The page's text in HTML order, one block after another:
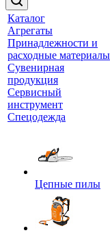
Каталог
Агрегаты
Принадлежности и
расходные материалы
Сувенирная
продукция
Сервисный
инструмент
Спецодежда
Цепные пилы